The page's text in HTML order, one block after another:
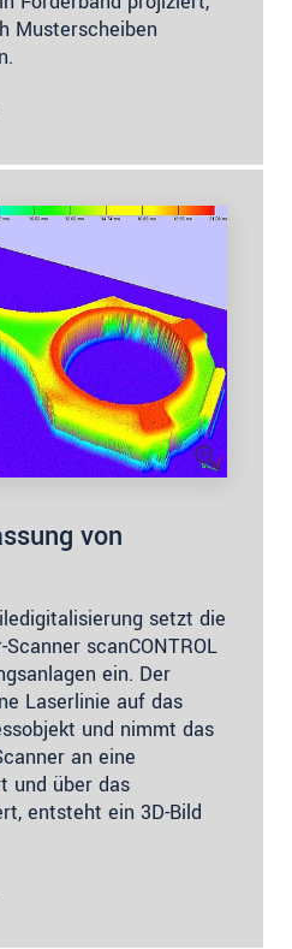
Musterscheiben
von
setzt die
scanCONTROL
ein. Der
Laserlinie auf das
und nimmt das
an eine
und über das
entsteht ein 3D-Bild